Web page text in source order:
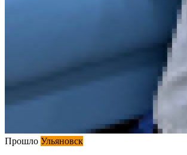
Прошло Ульяновск